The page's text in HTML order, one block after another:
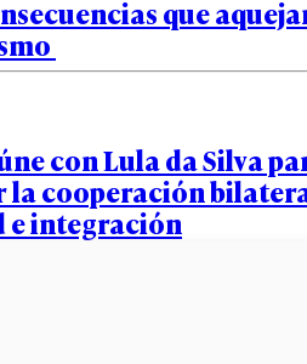
que
con Lula da Silva
cooperación
e integración